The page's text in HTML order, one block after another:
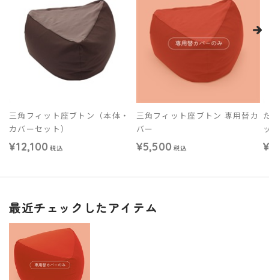
三角フィット座ブトン（本体・
カバーセット）
¥12,100 税込
三角フィット座ブトン 専用替カ
バー
¥5,500 税込
最近チェックしたアイテム